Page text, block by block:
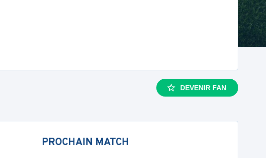
DEVENIR FAN
PROCHAIN MATCH